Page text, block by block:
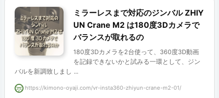
N
E
M
2
と
は
ミラーレスまで対応のジンバル ZHIY
UN Crane M2 は180度3Dカメラで
バランスが取れるの
180度3Dカメラを2台使って、360度3D動画
を記録できないかと試みる一環として、ジン
バルを新調致しまし ...
https://kimono-oyaji.com/vr-insta360-zhiyun-crane-m2-01/